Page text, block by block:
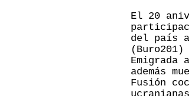
El 20
del país
(Buro201)
Emigrada
además
Fusión